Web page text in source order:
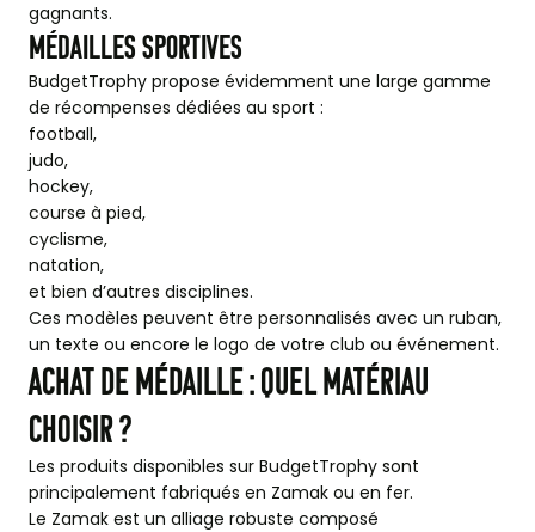
gagnants.
Médailles sportives
BudgetTrophy propose évidemment une large gamme
de récompenses dédiées au sport :
football,
judo,
hockey,
course à pied,
cyclisme,
natation,
et bien d’autres disciplines.
Ces modèles peuvent être personnalisés avec un ruban,
un texte ou encore le logo de votre club ou événement.
Achat de médaille : quel matériau
choisir ?
Les produits disponibles sur BudgetTrophy sont
principalement fabriqués en Zamak ou en fer.
Le Zamak est un alliage robuste composé